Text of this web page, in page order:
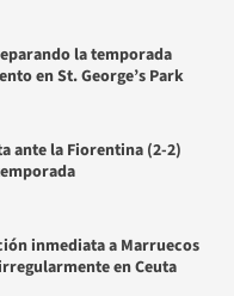
la temporada
en St. George’s Park
ante la Fiorentina (2-2)
inmediata a Marruecos
en Ceuta